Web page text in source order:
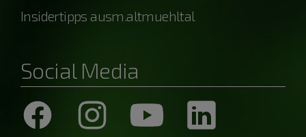
Insidertipps ausm.altmuehltal
Social Media